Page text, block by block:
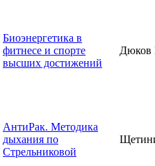
Биоэнергетика в
фитнесе и спорте
высших достижений
Дюков
АнтиРак. Методика
дыхания по
Стрельниковой